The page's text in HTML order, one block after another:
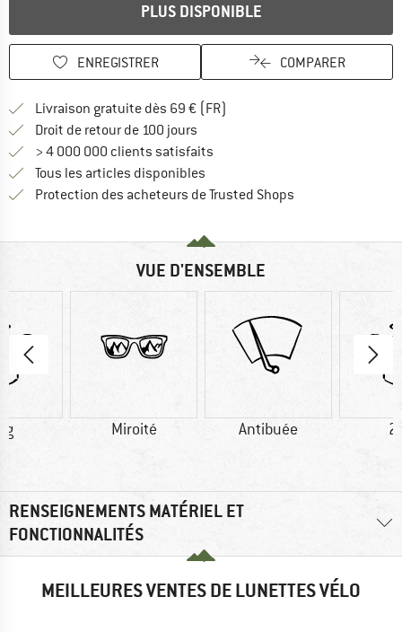
PLUS DISPONIBLE
ENREGISTRER COMPARER
Livraison gratuite dès 69 € (FR)
Droit de retour de 100 jours
> 4 000 000 clients satisfaits
Tous les articles disponibles
Protection des acheteurs de Trusted Shops
VUE D'ENSEMBLE
g Miroité Antibuée
RENSEIGNEMENTS MATÉRIEL ET
FONCTIONNALITÉS
MEILLEURES VENTES DE LUNETTES VÉLO